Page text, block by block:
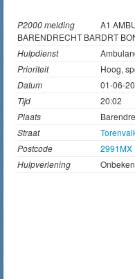
P2000 melding
A1
BARENDRECHT BARDRT
Hulpdienst
Prioriteit
Hoog,
Datum
01-06-
Tijd
20:02
Plaats
Straat
Postcode
2991MX
Hulpverlening